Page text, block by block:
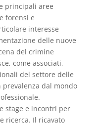
principali aree
forensi e
interesse
delle nuove
del crimine
come associati,
del settore delle
dal mondo
stage e incontri per
ricerca. Il ricavato